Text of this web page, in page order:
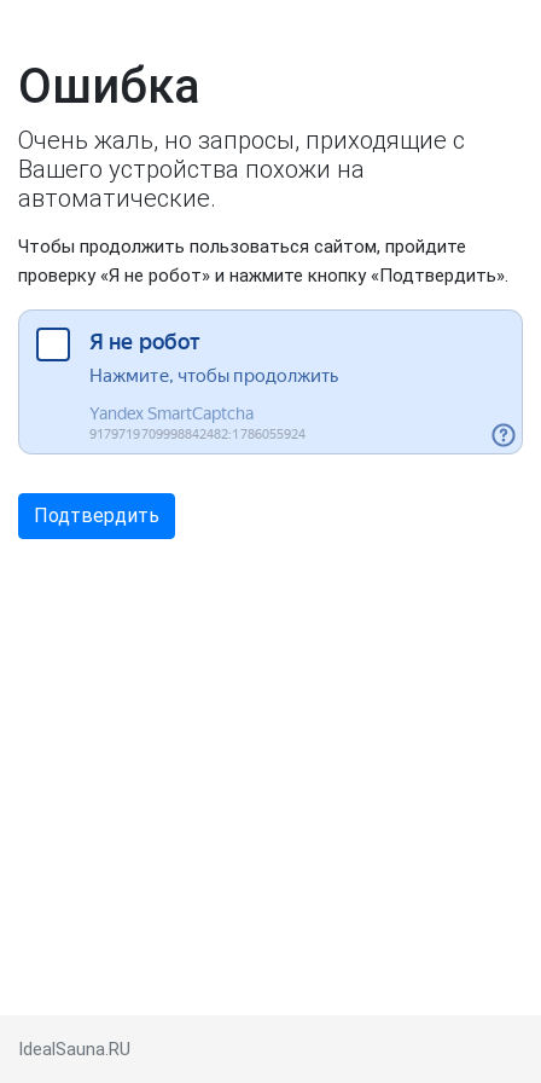
Ошибка
Очень жаль, но запросы, приходящие с
Вашего устройства похожи на
автоматические.
Чтобы продолжить пользоваться сайтом, пройдите
проверку «Я не робот» и нажмите кнопку «Подтвердить».
IdealSauna.RU